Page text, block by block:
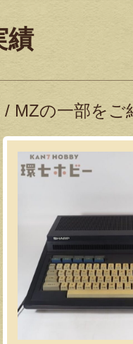
績
MZの一部をご